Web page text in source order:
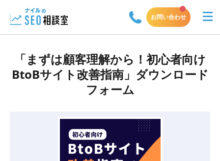
お問い合わせ
「まずは顧客理解から！初心者向け
BtoBサイト改善指南」ダウンロード
フォーム